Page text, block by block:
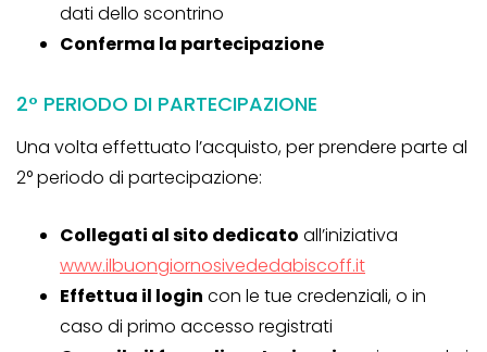
dati dello scontrino
Conferma la partecipazione
2° PERIODO DI PARTECIPAZIONE
Una volta effettuato l’acquisto, per prendere parte al
2° periodo di partecipazione:
Collegati al sito dedicato all’iniziativa
www.ilbuongiornosivededabiscoff.it
Effettua il login con le tue credenziali, o in
caso di primo accesso registrati